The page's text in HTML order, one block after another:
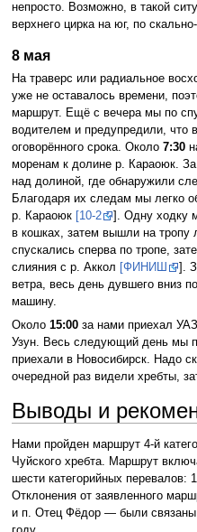
непросто. Возможно, в такой
верхнего цирка на юг, по
8 мая
На траверс или радиальное
уже не оставалось времени,
маршрут. Ещё с вечера мы по
водителем и предупредили, что
оговорённого срока. Около 7:30
моренам к долине р. Караоюк.
над долиной, где обнаружили
Благодаря их следам мы легко
р. Караоюк
[10-2
]. Одну ходку
в кошках, затем вышли на тропу
спускались сперва по тропе,
слияния с р. Аккол
[ФИНИШ
].
ветра, весь день дувшего вниз
машину.
Около 15:00за нами приехал
Узун. Весь следующий день мы
приехали в Новосибирск. Надо
очередной раз видели хребты,
Выводы и
Нами пройден маршрут 4-й
Чуйского хребта. Маршрут
шести категорийных
Отклонения от заявленного
и п. Отец Фёдор — были связаны